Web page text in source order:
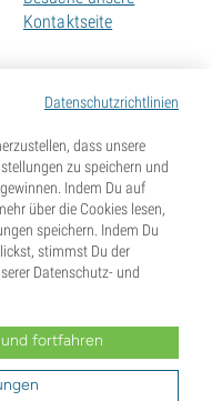
Datenschutzrichtlinien
dass unsere
zu speichern und
Indem Du auf
über die Cookies lesen,
speichern. Indem Du
stimmst Du der
Datenschutz- und
fortfahren
Kontaktseite
Keimung von Samen illegal. Informiere
auf jeglichen Haftungsanspruch
Gesetze verstößt.